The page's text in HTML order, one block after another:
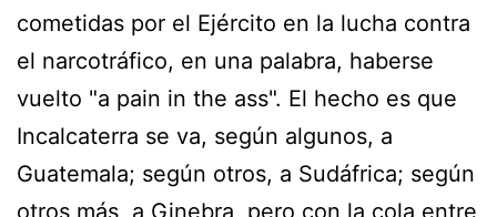
cometidas por el Ejército en la lucha contra
el narcotráfico, en una palabra, haberse
vuelto "a pain in the ass". El hecho es que
Incalcaterra se va, según algunos, a
Guatemala; según otros, a Sudáfrica; según
otros más, a Ginebra, pero con la cola entre